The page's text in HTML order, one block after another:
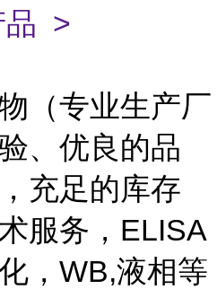
品 >
（专业生产厂
、优良的品
充足的库存
服务，ELISA
，WB,液相等